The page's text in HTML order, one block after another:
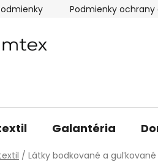
Podmienky
Galantéria
/ Látky bodkované a guľkované